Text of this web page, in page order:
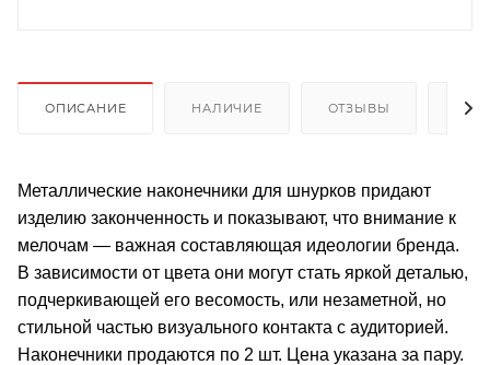
ОПИСАНИЕ НАЛИЧИЕ ОТЗЫВЫ
Металлические наконечники для шнурков придают
изделию законченность и показывают, что внимание к
мелочам — важная составляющая идеологии бренда.
В зависимости от цвета они могут стать яркой деталью,
подчеркивающей его весомость, или незаметной, но
стильной частью визуального контакта с аудиторией.
Наконечники продаются по 2 шт. Цена указана за пару.